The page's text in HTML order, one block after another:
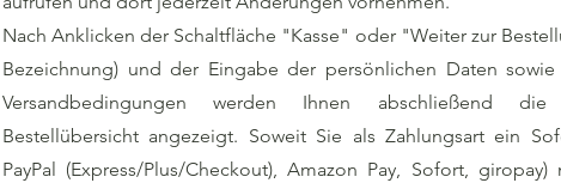
Nach Anklicken der Schaltfläche "Kasse" oder "Weiter zur
Bezeichnung) und der Eingabe der persönlichen Daten
Versandbedingungen werden Ihnen abschließend
Bestellübersicht angezeigt. Soweit Sie als Zahlungsart ein
PayPal (Express/Plus/Checkout), Amazon Pay, Sofort,